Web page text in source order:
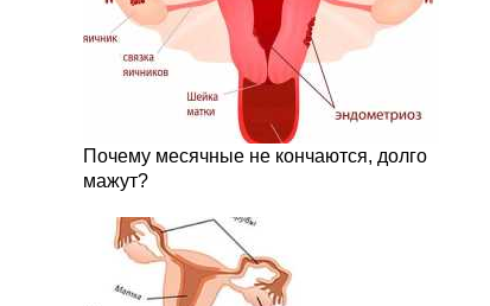
Почему месячные не кончаются, долго
мажут?